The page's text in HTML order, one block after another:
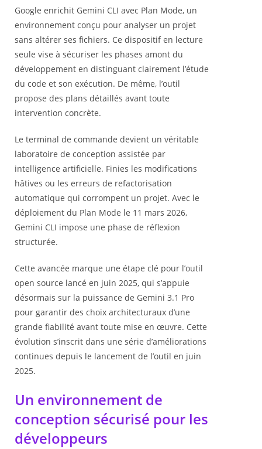
Google enrichit Gemini CLI avec Plan Mode, un
environnement conçu pour analyser un projet
sans altérer ses fichiers. Ce dispositif en lecture
seule vise à sécuriser les phases amont du
développement en distinguant clairement l’étude
du code et son exécution. De même, l’outil
propose des plans détaillés avant toute
intervention concrète.
Le terminal de commande devient un véritable
laboratoire de conception assistée par
intelligence artificielle. Finies les modifications
hâtives ou les erreurs de refactorisation
automatique qui corrompent un projet. Avec le
déploiement du Plan Mode le 11 mars 2026,
Gemini CLI impose une phase de réflexion
structurée.
Cette avancée marque une étape clé pour l’outil
open source lancé en juin 2025, qui s’appuie
désormais sur la puissance de Gemini 3.1 Pro
pour garantir des choix architecturaux d’une
grande fiabilité avant toute mise en œuvre. Cette
évolution s’inscrit dans une série d’améliorations
continues depuis le lancement de l’outil en juin
2025.
Un environnement de
conception sécurisé pour les
développeurs